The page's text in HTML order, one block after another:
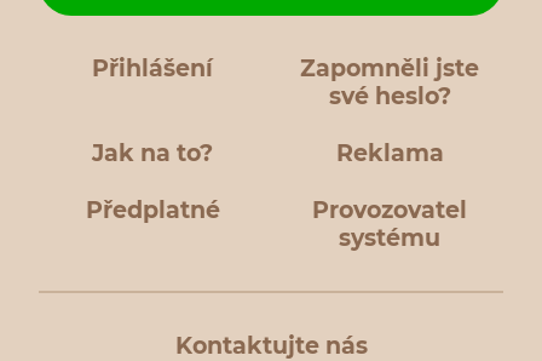
Přihlášení
Zapomněli jste
své heslo?
Jak na to? Reklama
Předplatné
Provozovatel
systému
Kontaktujte nás